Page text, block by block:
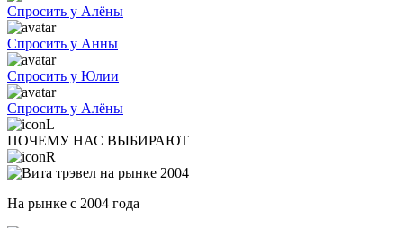
Спросить у Алёны
Спросить у Анны
Спросить у Юлии
Спросить у Алёны
ПОЧЕМУ НАС ВЫБИРАЮТ
На рынке с 2004 года